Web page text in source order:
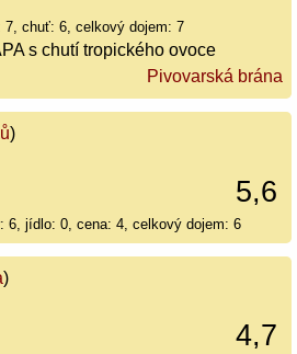
chuť: 6, celkový dojem: 7
s chutí tropického ovoce
Pivovarská brána
)
5,6
6, jídlo: 0, cena: 4, celkový dojem: 6
)
4,7